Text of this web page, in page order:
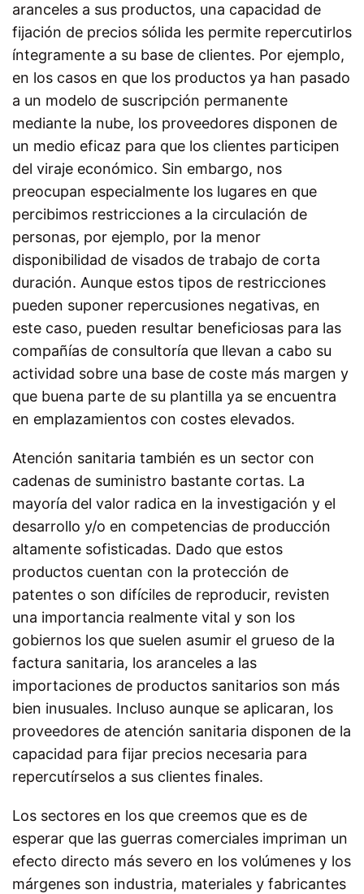
aranceles a sus productos, una capacidad de
fijación de precios sólida les permite repercutirlos
íntegramente a su base de clientes. Por ejemplo,
en los casos en que los productos ya han pasado
a un modelo de suscripción permanente
mediante la nube, los proveedores disponen de
un medio eficaz para que los clientes participen
del viraje económico. Sin embargo, nos
preocupan especialmente los lugares en que
percibimos restricciones a la circulación de
personas, por ejemplo, por la menor
disponibilidad de visados de trabajo de corta
duración. Aunque estos tipos de restricciones
pueden suponer repercusiones negativas, en
este caso, pueden resultar beneficiosas para las
compañías de consultoría que llevan a cabo su
actividad sobre una base de coste más margen y
que buena parte de su plantilla ya se encuentra
en emplazamientos con costes elevados.
Atención sanitaria también es un sector con
cadenas de suministro bastante cortas. La
mayoría del valor radica en la investigación y el
desarrollo y/o en competencias de producción
altamente sofisticadas. Dado que estos
productos cuentan con la protección de
patentes o son difíciles de reproducir, revisten
una importancia realmente vital y son los
gobiernos los que suelen asumir el grueso de la
factura sanitaria, los aranceles a las
importaciones de productos sanitarios son más
bien inusuales. Incluso aunque se aplicaran, los
proveedores de atención sanitaria disponen de la
capacidad para fijar precios necesaria para
repercutírselos a sus clientes finales.
Los sectores en los que creemos que es de
esperar que las guerras comerciales impriman un
efecto directo más severo en los volúmenes y los
márgenes son industria, materiales y fabricantes